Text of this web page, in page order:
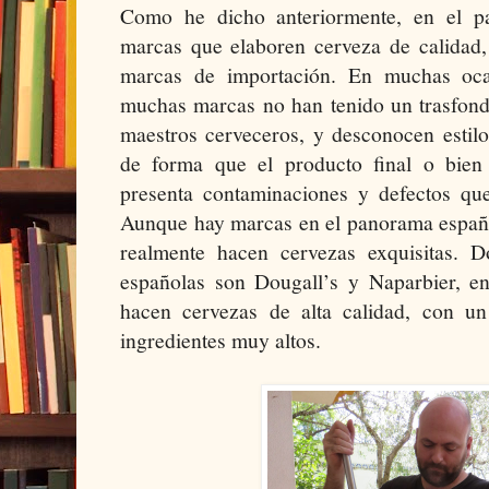
Como he dicho anteriormente, en el
marcas que elaboren cerveza de
marcas de importación. En muchas
muchas marcas no han tenido un
maestros cerveceros, y desconocen
de forma que el producto final o
presenta contaminaciones y defectos
Aunque hay marcas en el panorama
realmente hacen cervezas exquisitas.
españolas son Dougall’s y Naparbier,
hacen cervezas de alta calidad, con
ingredientes muy altos.